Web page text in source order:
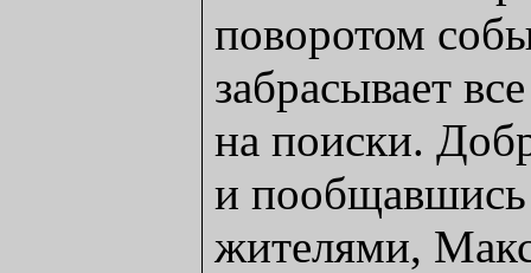
поворотом
забрасывает
на поиски.
и
жителями,